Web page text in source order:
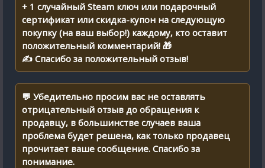
+ 1 случайный Steam ключ или подарочный
сертификат или скидка-купон на следующую
покупку (на ваш выбор!) каждому, кто оставит
положительный комментарий! 🎁
✍ Спасибо за положительный отзыв!
💬 Убедительно просим вас не оставлять
отрицательный отзыв до обращения к
продавцу, в большинстве случаев ваша
проблема будет решена, как только продавец
прочитает ваше сообщение. Спасибо за
понимание.